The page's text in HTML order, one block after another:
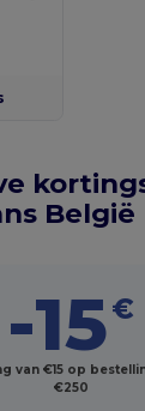
België
-15€
van €15 op
€250